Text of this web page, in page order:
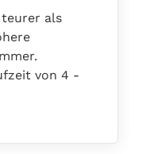
teurer als
von 4 -